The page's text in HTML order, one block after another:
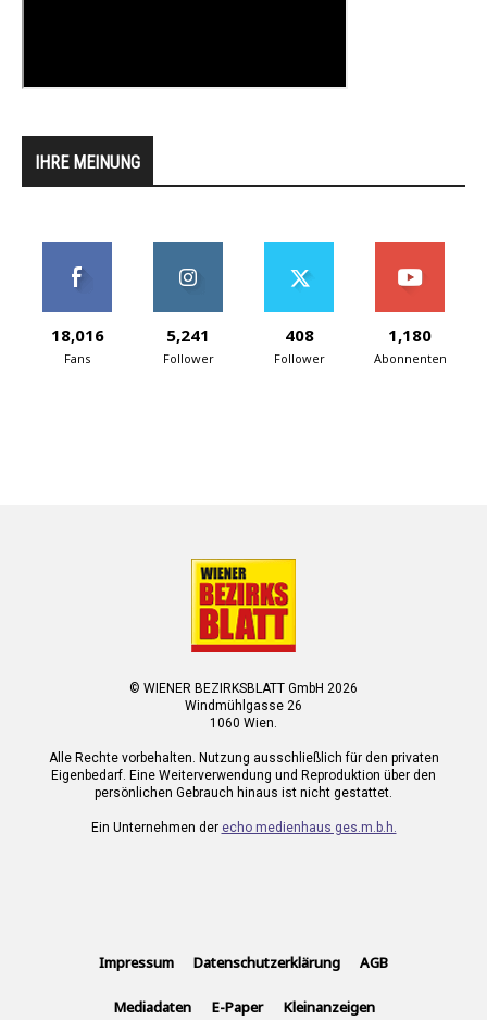
IHRE MEINUNG
18,016
Fans
5,241
Follower
408
Follower
1,180
Abonnenten
© WIENER BEZIRKSBLATT GmbH 2026
Windmühlgasse 26
1060 Wien.
Alle Rechte vorbehalten. Nutzung ausschließlich für den privaten
Eigenbedarf. Eine Weiterverwendung und Reproduktion über den
persönlichen Gebrauch hinaus ist nicht gestattet.
Ein Unternehmen der echo medienhaus ges.m.b.h.
Impressum Datenschutzerklärung AGB
Mediadaten E-Paper Kleinanzeigen